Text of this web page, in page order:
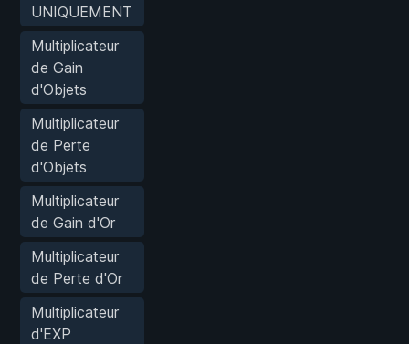
UNIQUEMENT
Multiplicateur
de Gain
d'Objets
Multiplicateur
de Perte
d'Objets
Multiplicateur
de Gain d'Or
Multiplicateur
de Perte d'Or
Multiplicateur
d'EXP